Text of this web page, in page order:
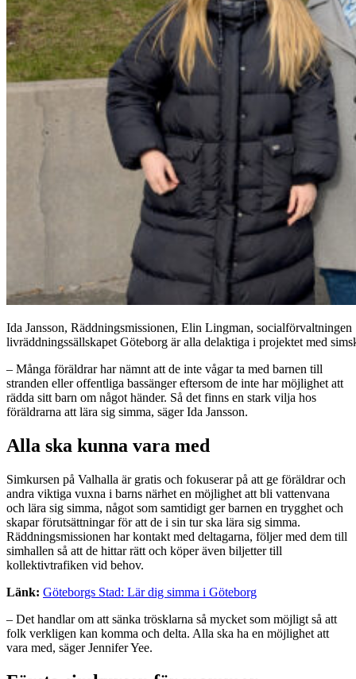
Ida Jansson, Räddningsmissionen, Elin Lingman,
livräddningssällskapet Göteborg är alla delaktiga i projektet med
– Många föräldrar har nämnt att de inte vågar ta med barnen till
stranden eller offentliga bassänger eftersom de inte har möjlighet att
rädda sitt barn om något händer. Så det finns en stark vilja hos
föräldrarna att lära sig simma, säger Ida Jansson.
Alla ska kunna vara med
Simkursen på Valhalla är gratis och fokuserar på att ge föräldrar och
andra viktiga vuxna i barns närhet en möjlighet att bli vattenvana
och lära sig simma, något som samtidigt ger barnen en trygghet och
skapar förutsättningar för att de i sin tur ska lära sig simma.
Räddningsmissionen har kontakt med deltagarna, följer med dem till
simhallen så att de hittar rätt och köper även biljetter till
kollektivtrafiken vid behov.
Länk: Göteborgs Stad: Lär dig simma i Göteborg
– Det handlar om att sänka trösklarna så mycket som möjligt så att
folk verkligen kan komma och delta. Alla ska ha en möjlighet att
vara med, säger Jennifer Yee.